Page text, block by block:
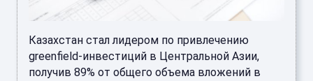
Казахстан стал лидером по привлечению
greenfield-инвестиций в Центральной Азии,
получив 89% от общего объема вложений в